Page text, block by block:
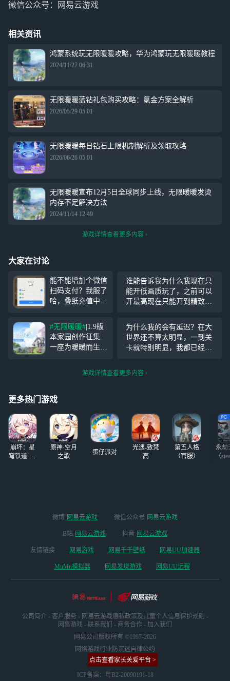
微信公众号：网易云游戏
相关资讯
鸿蒙系统玩无限暖暖攻略，华为鸿蒙玩无限暖暖教程
2024/11/27 06:31
无限暖暖蓝钻礼包购买攻略：氪金方案全解析
2026/05/29 05:01
无限暖暖每日钻石上限机制解析及领取攻略
2026/06/26 05:01
无限暖暖宣布12月5日全球同步上线，无限暖暖发烫
内存不足解决方法
2024/11/14 12:49
游戏详情查看更多内容
大家在讨论
能不能增加个微信
扫码支付？我服了
哈，叠纸充值中心
个礼包，手机云玩
里点微信支付显示
未安装，点支付宝
支付前面还没事，
窗，支付老失败，
次真忍无可忍了
受够了叠
谁能告诉我为什么我现在只
能开低画质玩了，之前可以
开最高现在只能开到精致而
低了，但是我其他游戏都能
正常开高画质流畅玩，新版
本刚开一样还能开最高，这
几天就不行了
#无限暖暖# |1.9版
本家园创作征集
一座为暖暖而生的
间悄然建成温暖的
家园。 无限暖暖
9月2日正式开启！
的家园作品吧！
作品要求：进入
《无限暖暖》
为什么我的会有延迟？在大
世界还不算太明显，一到关
卡就特别明显，我都已经跳
网络都是好的，延迟怎么这
游戏详情查看更多内容
更多热门游戏
崩坏：星
穹铁道-4.4
原神·空月
之歌
蛋仔派对
光遇-致梵
高
第五人格
（官服）
永劫
（
微博 网易云游戏 微信公众号 网易云游戏
B站 网易云游戏 抖音 网易云游戏
友情链接 网易游戏 网易千千壁纸 网易UU加速器
MuMu模拟器 网易发烧游戏 网易UU远程
公司简介 - 客户服务 - 网易云游戏隐私政策及儿童个人信息保护规则 -
网易游戏 - 联系我们 - 商务合作 - 加入我们
网易公司版权所有 ©1997-2026
网络游戏行业防沉迷自律公约
点击查看家长关爱平台 >
ICP备案：粤B2-20090191-18